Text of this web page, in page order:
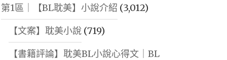
第1區｜【BL耽美】小說介紹 (3,012)
【文案】耽美小說(719)
【書籍評論】耽美BL小說心得文｜BL